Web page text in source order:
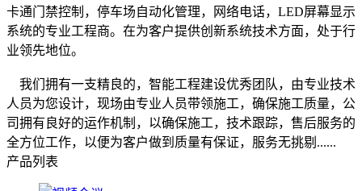
卡通门禁控制，停车场自动化管理，网络电话，LED屏幕显示
系统的专业工程商。在为客户提供创新系统技术方面，处于行
业领先地位。
我们拥有一支精良的，智能工程建设优秀团队，由专业技术
人员为您设计，现场由专业人员带领施工，确保施工质量，公
司拥有良好的运作机制，以确保施工，技术跟踪，售后服务的
全方位工作，以便为客户做到质量有保证，服务无挑剔......
产品列表